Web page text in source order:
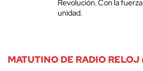
Revolución. Con la
unidad.
MATUTINO DE RADIO RELOJ